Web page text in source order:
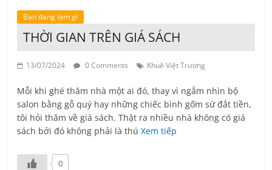
Bạn đang làm gì
THỜI GIAN TRÊN GIÁ SÁCH
13/07/2024 0 Comments Khuê Việt Trương
Mỗi khi ghé thăm nhà một ai đó, thay vì ngắm nhìn bộ
salon bằng gỗ quý hay những chiếc bình gốm sứ đắt tiền,
tôi hỏi thăm về giá sách. Thật ra nhiều nhà không có giá
sách bởi đó không phải là thúXem tiếp
0